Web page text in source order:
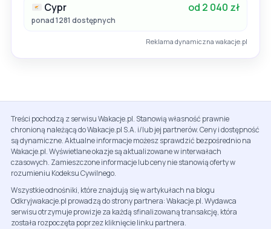
Cypr od 2 040 zł
ponad 1281 dostępnych
Reklama dynamiczna wakacje.pl
Treści pochodzą z serwisu Wakacje.pl. Stanowią własność prawnie
chronioną należącą do Wakacje.pl S.A. i/lub jej partnerów. Ceny i dostępność
są dynamiczne. Aktualne informacje możesz sprawdzić bezpośrednio na
Wakacje.pl. Wyświetlane okazje są aktualizowane w interwałach
czasowych. Zamieszczone informacje lub ceny nie stanowią oferty w
rozumieniu Kodeksu Cywilnego.
Wszystkie odnośniki, które znajdują się w artykułach na blogu
Odkryjwakacje.pl prowadzą do strony partnera: Wakacje.pl. Wydawca
serwisu otrzymuje prowizje za każdą sfinalizowaną transakcję, która
została rozpoczęta poprzez kliknięcie linku partnera.